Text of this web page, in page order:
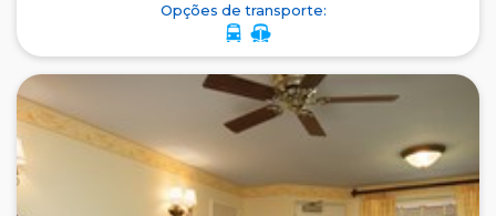
Opções de transporte: